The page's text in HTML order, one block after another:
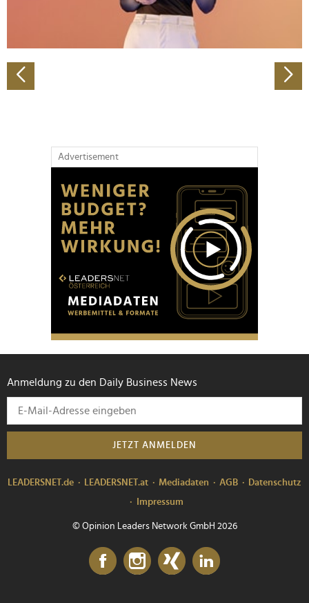
zu können und die Zugriffe auf unsere Website zu
analysieren. Außerdem geben wir Informationen zu Ihrer
Verwendung unserer Website an unsere Partner für
Partner führen diese Informationen möglicherweise mit
weiteren Daten zusammen, die Sie ihnen bereitgestellt
Advertisement
Anmeldung zu den Daily Business News
JETZT ANMELDEN
LEADERSNET.de LEADERSNET.at Mediadaten AGB
Datenschutz
Impressum
© Opinion Leaders Network GmbH 2026